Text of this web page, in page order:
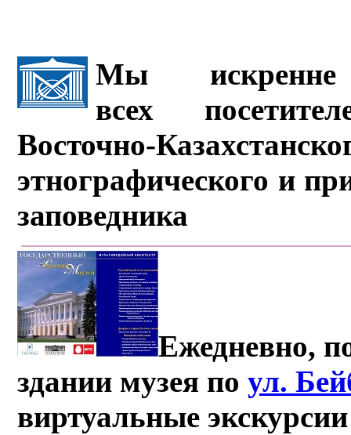
Мы искренне
всех
Восточно-
этнографического и
заповедника
Ежедневно,
здании музея поул.
виртуальные